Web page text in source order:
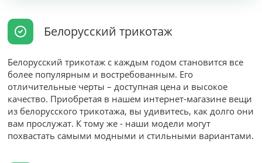
Белорусский трикотаж
Белорусский трикотаж с каждым годом становится все
более популярным и востребованным. Его
отличительные черты – доступная цена и высокое
качество. Приобретая в нашем интернет-магазине вещи
из белорусского трикотажа, вы удивитесь, как долго они
вам прослужат. К тому же - наши модели могут
похвастать самыми модными и стильными вариантами.